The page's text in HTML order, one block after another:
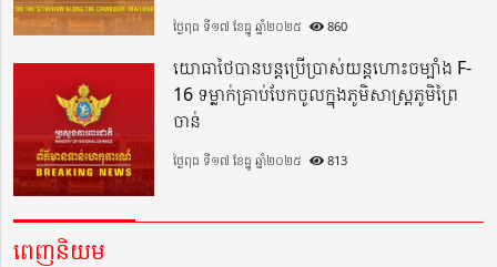
ថ្ងៃពុធ ទី១៧ ខែធ្នូ ឆ្នាំ២០២៥ 860
យោធាថៃបានបន្តប្រើប្រាស់យន្តហោះចម្បាំង F-
16 ទម្លាក់គ្រាប់បែកចូលក្នុងភូមិសាស្ត្រភូមិព្រៃ
ចាន់
ថ្ងៃពុធ ទី១៧ ខែធ្នូ ឆ្នាំ២០២៥ 813
ពេញនិយម